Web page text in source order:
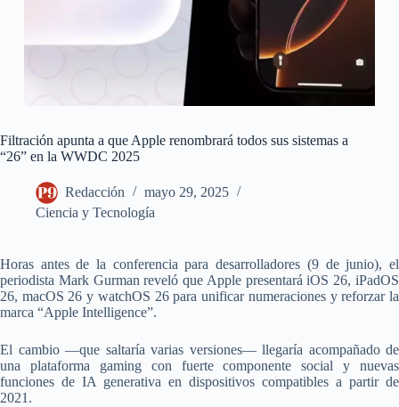
Filtración apunta a que Apple renombrará todos sus sistemas a
“26” en la WWDC 2025
Redacción
mayo 29, 2025
Ciencia y Tecnología
Horas antes de la conferencia para desarrolladores (9 de junio), el
periodista Mark Gurman reveló que Apple presentará iOS 26, iPadOS
26, macOS 26 y watchOS 26 para unificar numeraciones y reforzar la
marca “Apple Intelligence”.
El cambio —que saltaría varias versiones— llegaría acompañado de
una plataforma gaming con fuerte componente social y nuevas
funciones de IA generativa en dispositivos compatibles a partir de
2021.